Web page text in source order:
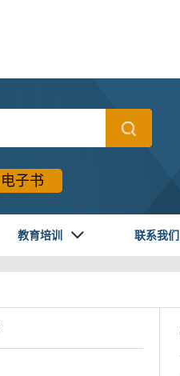
电子书
教育培训 联系我们